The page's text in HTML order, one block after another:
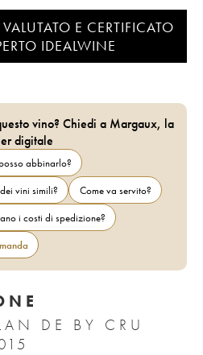
E CERTIFICATO
IDEALWINE
vino? Chiedi a Margaux, la
digitale
abbinarlo?
vini simili?
Come va servito?
i costi di spedizione?
DE BY CRU